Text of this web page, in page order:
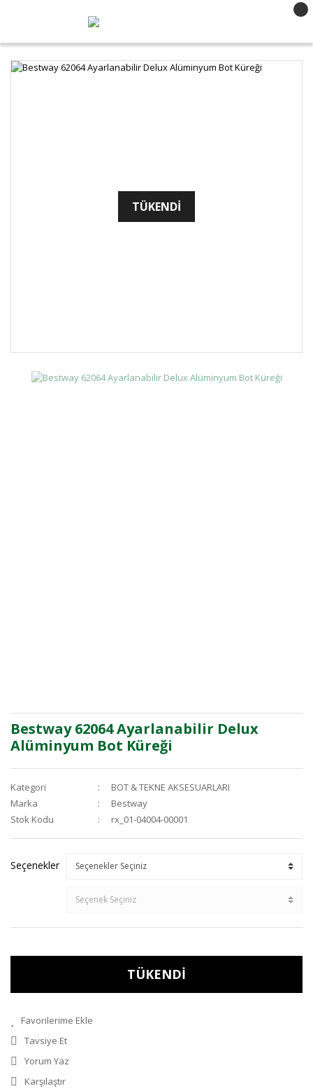
TÜKENDİ
Bestway 62064 Ayarlanabilir Delux
Alüminyum Bot Küreği
Kategori
BOT & TEKNE AKSESUARLARI
Marka
Bestway
Stok Kodu
rx_01-04004-00001
Seçenekler
TÜKENDİ
Tavsiye Et
Yorum Yaz
Karşılaştır